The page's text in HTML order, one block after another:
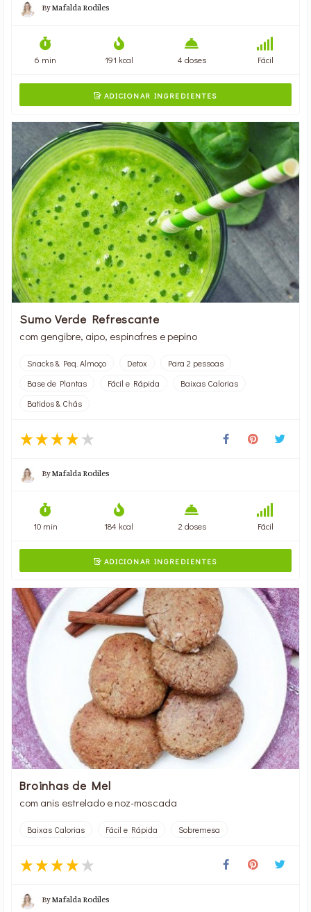
ByMafalda Rodiles
6 min 191 kcal 4 doses Fácil
ADICIONAR INGREDIENTES
Sumo Verde Refrescante
com gengibre, aipo, espinafres e pepino
Snacks & Peq. Almoço Detox
Para 2 pessoas
Base de Plantas
Fácil e Rápida
Baixas Calorias
Batidos & Chás
ByMafalda Rodiles
10 min 184 kcal 2 doses Fácil
ADICIONAR INGREDIENTES
Broinhas de Mel
com anis estrelado e noz-moscada
Baixas Calorias Fácil e Rápida Sobremesa
ByMafalda Rodiles